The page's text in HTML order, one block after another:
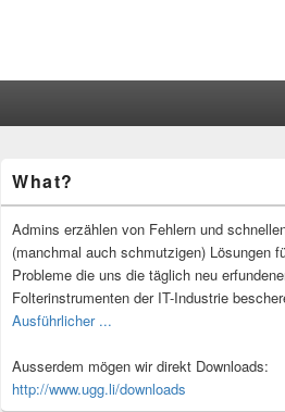
Seitenleisten-
Widgetbereich
What?
Admins erzählen von Fehlern und
(manchmal auch schmutzigen) Lösungen
Probleme die uns die täglich neu
Folterinstrumenten der IT-Industrie
Ausführlicher ...
Ausserdem mögen wir direkt Downloads:
http://www.ugg.li/downloads